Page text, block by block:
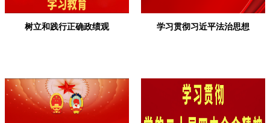
树立和践行正确政绩观 学习贯彻习近平法治思想